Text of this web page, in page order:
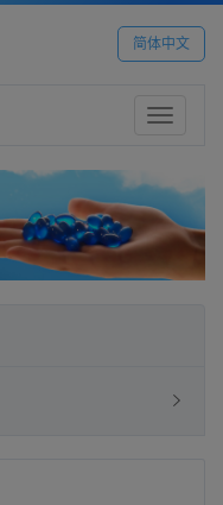
简体中文
Toggle